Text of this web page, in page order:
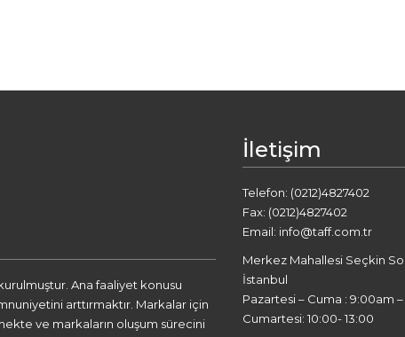
kurulmuştur. Ana faaliyet konusu
arttırmaktır. Markalar için
ve markaların oluşum sürecini
İletişim
Telefon: (0212)4827402
Fax: (0212)4827402
Email: info@taff.com.tr
Merkez Mahallesi Seçkin
İstanbul
Pazartesi – Cuma : 9:00am –
Cumartesi: 10:00- 13:00